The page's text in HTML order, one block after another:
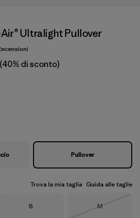
Ultralight Pullover
/ 5
(40% di sconto)
Pullover
Trova la mia taglia Guida alle taglie
Taglia
S Taglia
M